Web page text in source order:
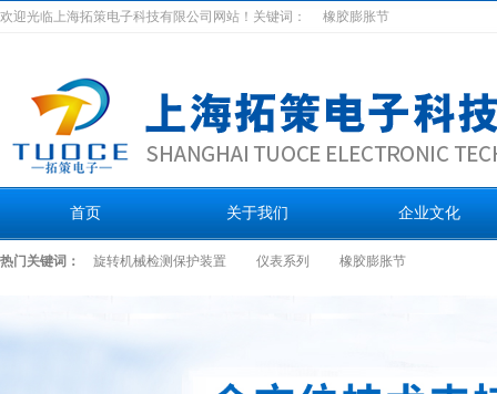
欢迎光临上海拓策电子科技有限公司网站！关键词： 橡胶膨胀节
首页 关于我们 企业文化
热门关键词： 旋转机械检测保护装置 仪表系列 橡胶膨胀节